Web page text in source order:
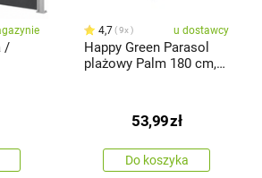
/
4,7 9x u dostawcy
Happy Green Parasol
plażowy Palm 180 cm,
53,99zł
Do koszyka